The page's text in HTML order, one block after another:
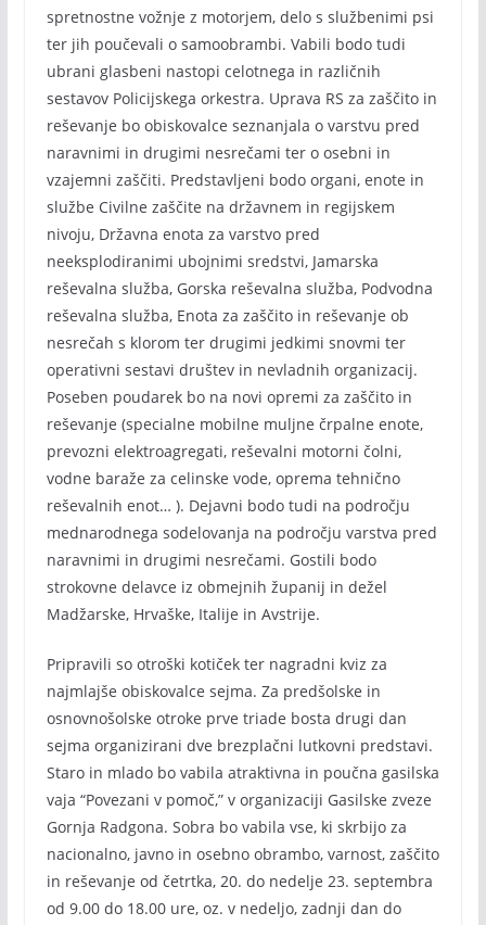
spretnostne vožnje z motorjem, delo s službenimi psi
ter jih poučevali o samoobrambi. Vabili bodo tudi
ubrani glasbeni nastopi celotnega in različnih
sestavov Policijskega orkestra. Uprava RS za zaščito in
reševanje bo obiskovalce seznanjala o varstvu pred
naravnimi in drugimi nesrečami ter o osebni in
vzajemni zaščiti. Predstavljeni bodo organi, enote in
službe Civilne zaščite na državnem in regijskem
nivoju, Državna enota za varstvo pred
neeksplodiranimi ubojnimi sredstvi, Jamarska
reševalna služba, Gorska reševalna služba, Podvodna
reševalna služba, Enota za zaščito in reševanje ob
nesrečah s klorom ter drugimi jedkimi snovmi ter
operativni sestavi društev in nevladnih organizacij.
Poseben poudarek bo na novi opremi za zaščito in
reševanje (specialne mobilne muljne črpalne enote,
prevozni elektroagregati, reševalni motorni čolni,
vodne baraže za celinske vode, oprema tehnično
reševalnih enot… ). Dejavni bodo tudi na področju
mednarodnega sodelovanja na področju varstva pred
naravnimi in drugimi nesrečami. Gostili bodo
strokovne delavce iz obmejnih županij in dežel
Madžarske, Hrvaške, Italije in Avstrije.
Pripravili so otroški kotiček ter nagradni kviz za
najmlajše obiskovalce sejma. Za predšolske in
osnovnošolske otroke prve triade bosta drugi dan
sejma organizirani dve brezplačni lutkovni predstavi.
Staro in mlado bo vabila atraktivna in poučna gasilska
vaja “Povezani v pomoč,” v organizaciji Gasilske zveze
Gornja Radgona. Sobra bo vabila vse, ki skrbijo za
nacionalno, javno in osebno obrambo, varnost, zaščito
in reševanje od četrtka, 20. do nedelje 23. septembra
od 9.00 do 18.00 ure, oz. v nedeljo, zadnji dan do